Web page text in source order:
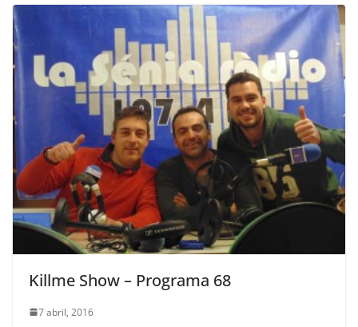
Killme Show – Programa 68
7 abril, 2016